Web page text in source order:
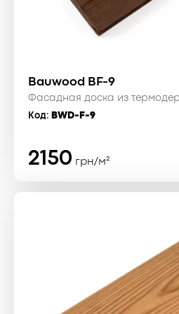
Bauwood BF-9
Фасадная доска из
Код: BWD-F-9
2150 грн/м²